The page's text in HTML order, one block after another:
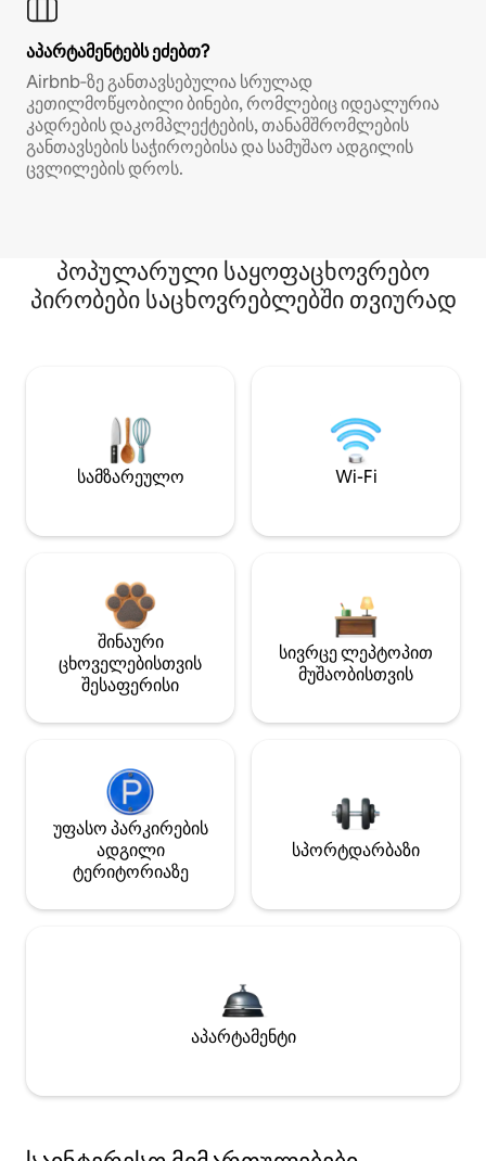
აპარტამენტებს ეძებთ?
Airbnb‑ზე განთავსებულია სრულად
კეთილმოწყობილი ბინები, რომლებიც იდეალურია
კადრების დაკომპლექტების, თანამშრომლების
განთავსების საჭიროებისა და სამუშაო ადგილის
ცვლილების დროს.
პოპულარული საყოფაცხოვრებო
პირობები საცხოვრებლებში თვიურად
სამზარეულო Wi-Fi
შინაური
ცხოველებისთვის
შესაფერისი
სივრცე ლეპტოპით
მუშაობისთვის
უფასო პარკირების
ადგილი
ტერიტორიაზე
სპორტდარბაზი
აპარტამენტი